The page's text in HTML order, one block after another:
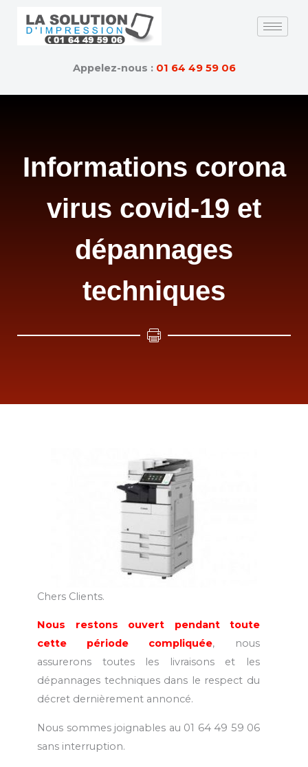
Appelez-nous : 01 64 49 59 06
Informations corona
virus covid-19 et
dépannages
techniques
Chers Clients.
Nous restons ouvert pendant toute
cette période compliquée, nous
assurerons toutes les livraisons et les
dépannages techniques dans le respect du
décret dernièrement annoncé.
Nous sommes joignables au 01 64 49 59 06
sans interruption.